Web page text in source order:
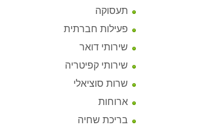
תעסוקה
פעילות חברתית
שירותי דואר
שירותי קפיטריה
שרות סוציאלי
ארוחות
בריכת שחיה